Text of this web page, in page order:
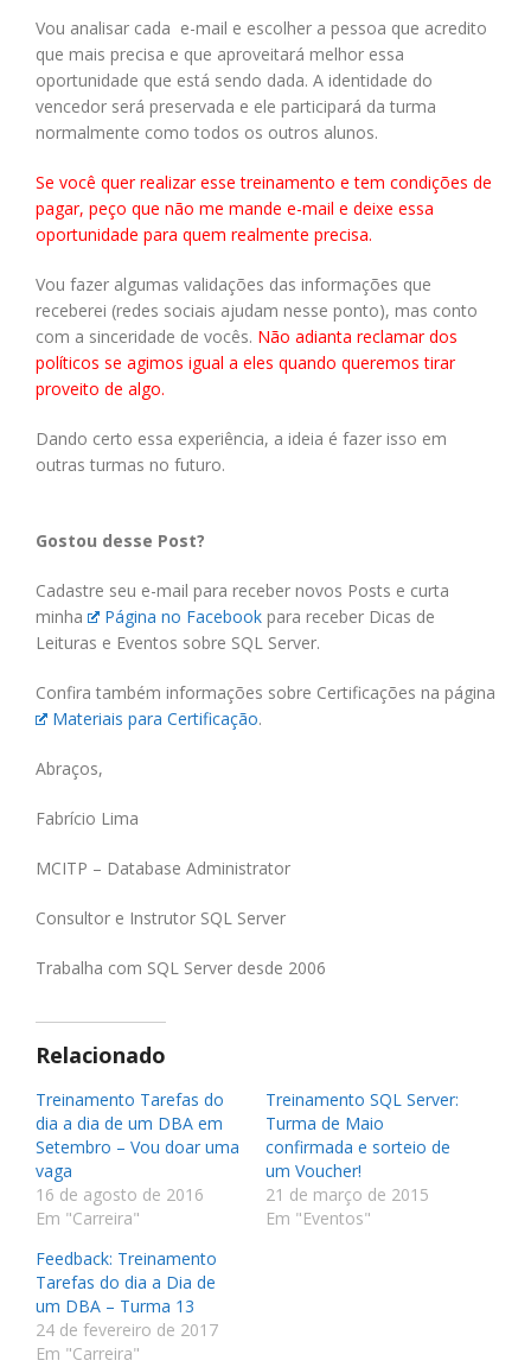
Vou analisar cada e-mail e escolher a pessoa que acredito
que mais precisa e que aproveitará melhor essa
oportunidade que está sendo dada. A identidade do
vencedor será preservada e ele participará da turma
normalmente como todos os outros alunos.
Se você quer realizar esse treinamento e tem condições de
pagar, peço que não me mande e-mail e deixe essa
oportunidade para quem realmente precisa.
Vou fazer algumas validações das informações que
receberei (redes sociais ajudam nesse ponto), mas conto
com a sinceridade de vocês. Não adianta reclamar dos
políticos se agimos igual a eles quando queremos tirar
proveito de algo.
Dando certo essa experiência, a ideia é fazer isso em
outras turmas no futuro.
Gostou desse Post?
Cadastre seu e-mail para receber novos Posts e curta
minha
Página no Facebook para receber Dicas de
Leituras e Eventos sobre SQL Server.
Confira também informações sobre Certificações na página
Materiais para Certificação.
Abraços,
Fabrício Lima
MCITP – Database Administrator
Consultor e Instrutor SQL Server
Trabalha com SQL Server desde 2006
Relacionado
Treinamento Tarefas do
dia a dia de um DBA em
Setembro – Vou doar uma
vaga
16 de agosto de 2016
Em "Carreira"
Treinamento SQL Server:
Turma de Maio
confirmada e sorteio de
um Voucher!
21 de março de 2015
Em "Eventos"
Feedback: Treinamento
Tarefas do dia a Dia de
um DBA – Turma 13
24 de fevereiro de 2017
Em "Carreira"